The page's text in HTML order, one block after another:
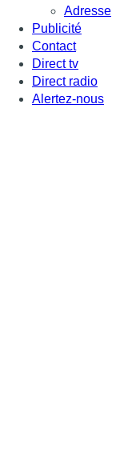
Adresse
Publicité
Contact
Direct tv
Direct radio
Alertez-nous